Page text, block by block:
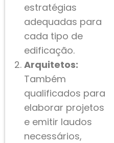
estratégias
adequadas para
cada tipo de
edificação.
Arquitetos:
Também
qualificados para
elaborar projetos
e emitir laudos
necessários,